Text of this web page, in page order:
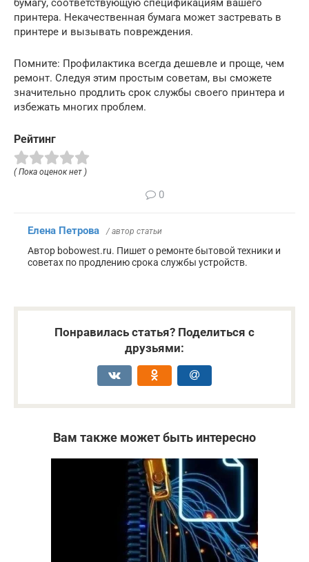
бумагу, соответствующую спецификациям вашего
принтера. Некачественная бумага может застревать в
принтере и вызывать повреждения.
Помните: Профилактика всегда дешевле и проще, чем
ремонт. Следуя этим простым советам, вы сможете
значительно продлить срок службы своего принтера и
избежать многих проблем.
Рейтинг
( Пока оценок нет )
0
Елена Петрова / автор статьи
Автор bobowest.ru. Пишет о ремонте бытовой техники и
советах по продлению срока службы устройств.
Понравилась статья? Поделиться с
друзьями:
Вам также может быть интересно